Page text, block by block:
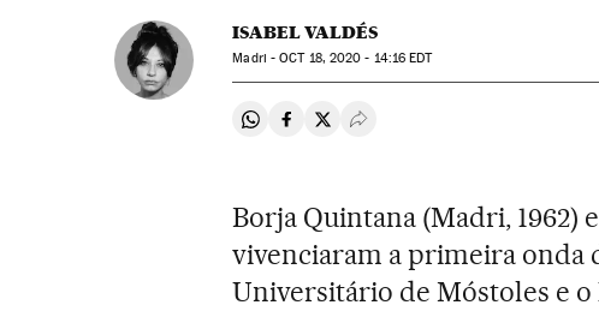
ISABEL VALDÉS
Madri -OCT18, 2020 - 14:16 EDT
Compartir en Whatsapp
Compartir en Facebook
Compartir en Twitter
Desplegar Redes Sociales
Borja Quintana (Madri, 1962)
vivenciaram a primeira onda
Universitário de Móstoles e